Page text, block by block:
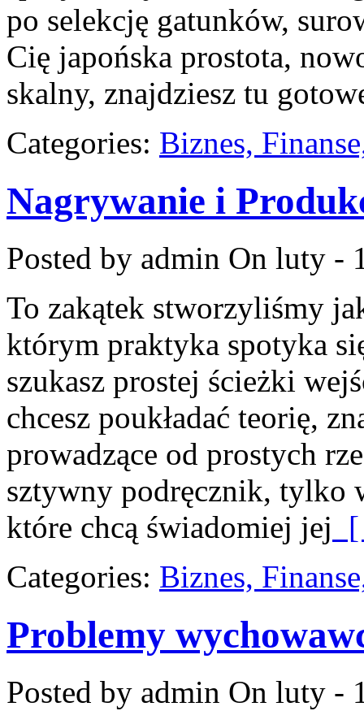
po selekcję gatunków,
Cię japońska prostota,
skalny, znajdziesz tu
Categories: Biznes,
Nagrywanie i
Posted by admin On luty -
To zakątek stworzyliśmy
którym praktyka spotyka
szukasz prostej ścieżki
chcesz poukładać teorię,
prowadzące od prostych
sztywny podręcznik, tylko
które chcą świadomiej jej
Categories: Biznes,
Problemy
Posted by admin On luty -